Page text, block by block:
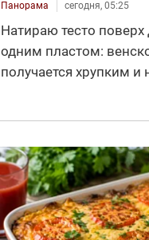
Панорама сегодня, 05:25
Натираю тесто
одним пластом:
получается хрупким